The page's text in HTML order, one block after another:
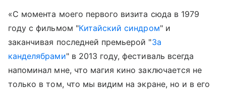
«С момента моего первого визита сюда в 1979
году с фильмом "Китайский синдром" и
заканчивая последней премьерой "За
канделябрами" в 2013 году, фестиваль всегда
напоминал мне, что магия кино заключается не
только в том, что мы видим на экране, но и в его